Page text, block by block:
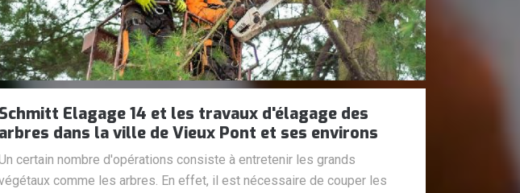
Schmitt Elagage 14 et les travaux d'élagage des
arbres dans la ville de Vieux Pont et ses environs
certain nombre d'opérations consiste à entretenir les grands
comme les arbres. En effet, il est nécessaire de couper les